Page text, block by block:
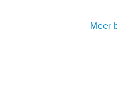
Meer